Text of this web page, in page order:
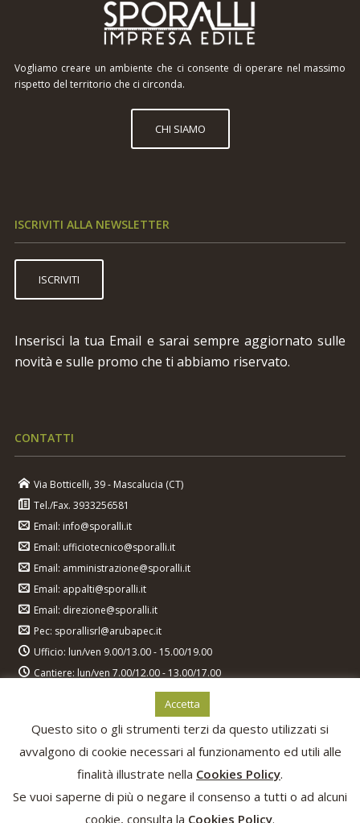
Vogliamo creare un ambiente che ci consente di operare nel massimo
rispetto del territorio che ci circonda.
CHI SIAMO
ISCRIVITI ALLA NEWSLETTER
ISCRIVITI
Inserisci la tua Email e sarai sempre aggiornato sulle
novità e sulle promo che ti abbiamo riservato.
CONTATTI
Via Botticelli, 39 - Mascalucia (CT)
Tel./Fax. 3933256581
Email: info@sporalli.it
Email: ufficiotecnico@sporalli.it
Email: amministrazione@sporalli.it
Email: appalti@sporalli.it
Email: direzione@sporalli.it
Pec: sporallisrl@arubapec.it
Ufficio: lun/ven 9.00/13.00 - 15.00/19.00
Cantiere: lun/ven 7.00/12.00 - 13.00/17.00
COPYRIGHT © 2026 SPORALLI - PARTITA IVA:
04299240871 - REA : 286591 - CAPITALE SOCIALE:
10.000,00€
PRIVACY POLICY
Accetta
Questo sito o gli strumenti terzi da questo utilizzati si
avvalgono di cookie necessari al funzionamento ed utili alle
finalità illustrate nella Cookies Policy.
Se vuoi saperne di più o negare il consenso a tutti o ad alcuni
cookie, consulta la Cookies Policy.